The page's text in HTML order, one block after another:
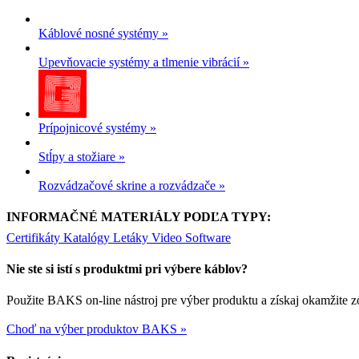
Káblové nosné systémy »
Upevňovacie systémy a tlmenie vibrácií »
Prípojnicové systémy »
Stĺpy a stožiare »
Rozvádzačové skrine a rozvádzače »
INFORMAČNÉ MATERIÁLY PODĽA TYPY:
Certifikáty Katalógy Letáky Video Software
Nie ste si istí s produktmi pri výbere káblov?
Použite BAKS on-line nástroj pre výber produktu a získaj okamžite
Choď na výber produktov BAKS »